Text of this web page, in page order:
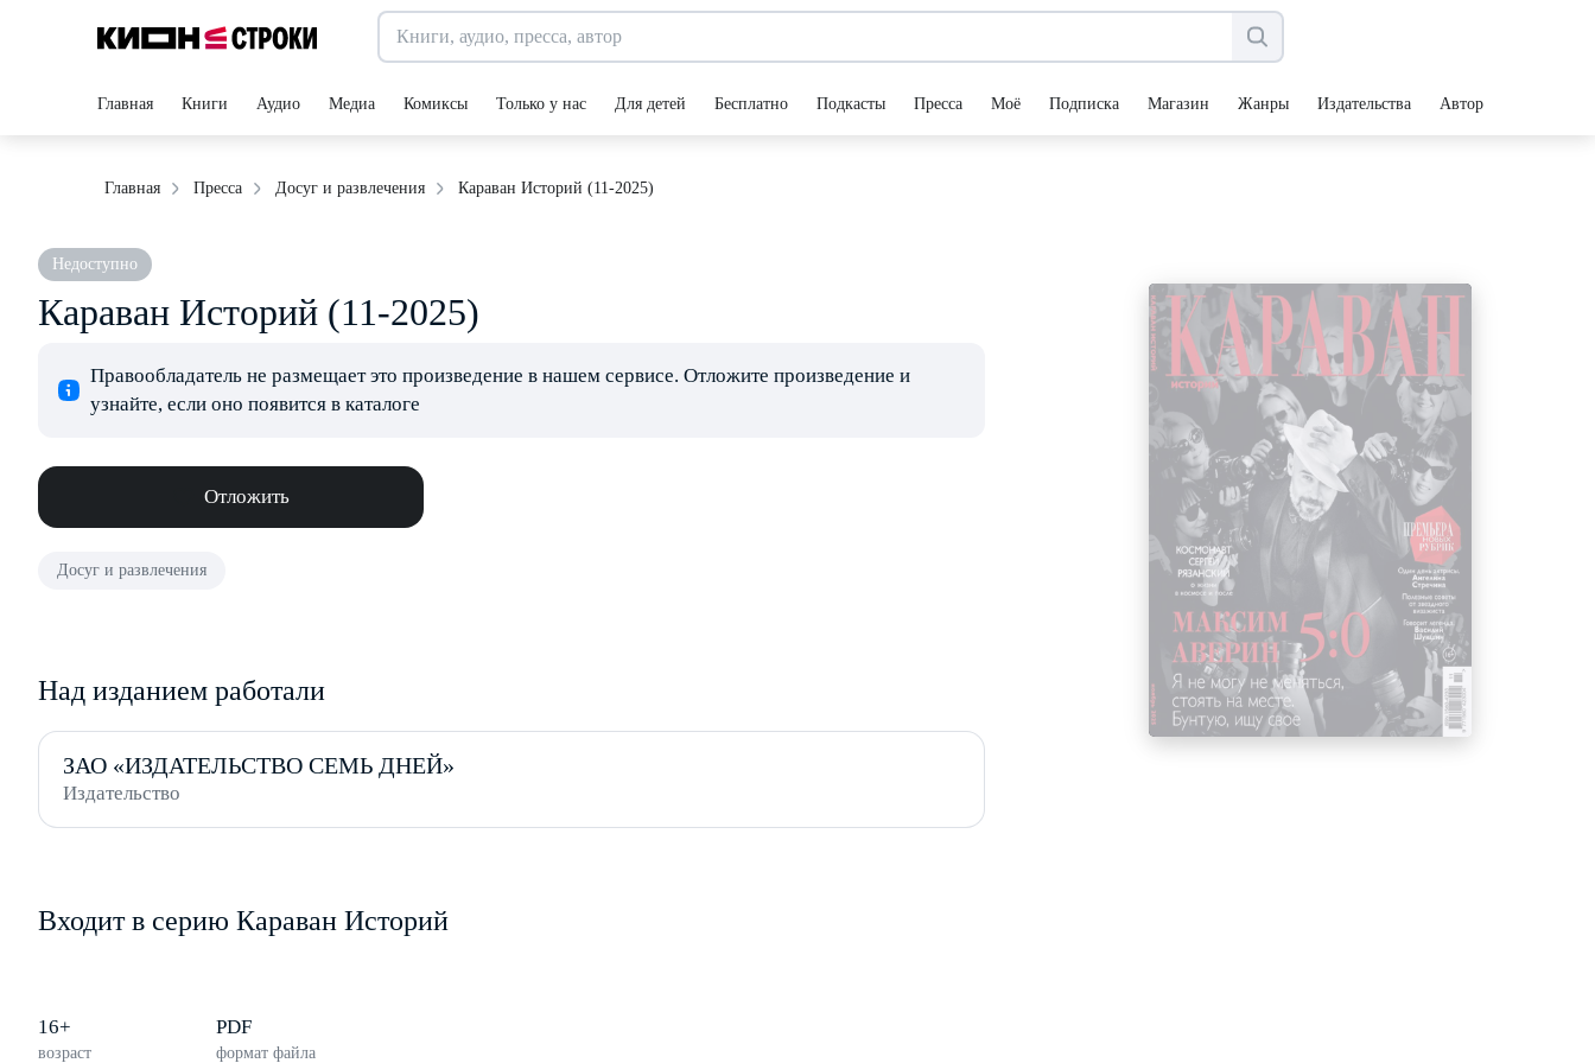
Главная Книги Аудио Медиа Комиксы Только у нас Для детей Бесплатно Подкасты Пресса Моё Подписка Магазин Жанры Издательства Авторы
Главная Пресса Досуг и развлечения Караван Историй (11-2025)
Недоступно
Караван Историй (11-2025)
Правообладатель не размещает это произведение в нашем сервисе. Отложите произведение и
узнайте, если оно появится в каталоге
Отложить
Досуг и развлечения
Над изданием работали
ЗАО «ИЗДАТЕЛЬСТВО СЕМЬ ДНЕЙ»
Издательство
Входит в серию Караван Историй
16+
возраст
PDF
формат файла